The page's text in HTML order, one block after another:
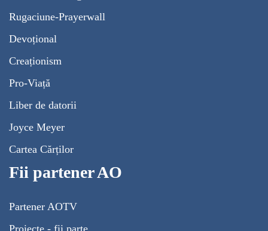
Rugaciune-Prayerwall
Devoțional
Creaționism
Pro-Viață
Liber de datorii
Joyce Meyer
Cartea Cărților
Fii partener AO
Partener AOTV
Proiecte - fii parte